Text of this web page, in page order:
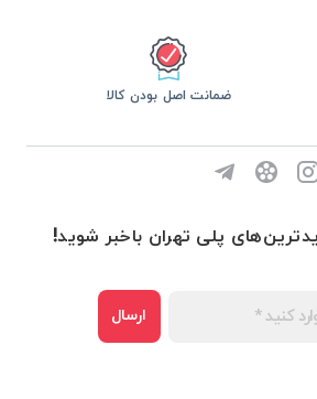
ضمانت اصل بودن کالا
پلی تهران باخبر شوید!